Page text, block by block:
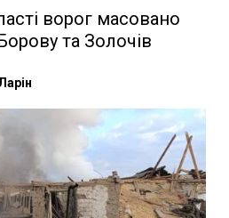
ворог масовано
та Золочів